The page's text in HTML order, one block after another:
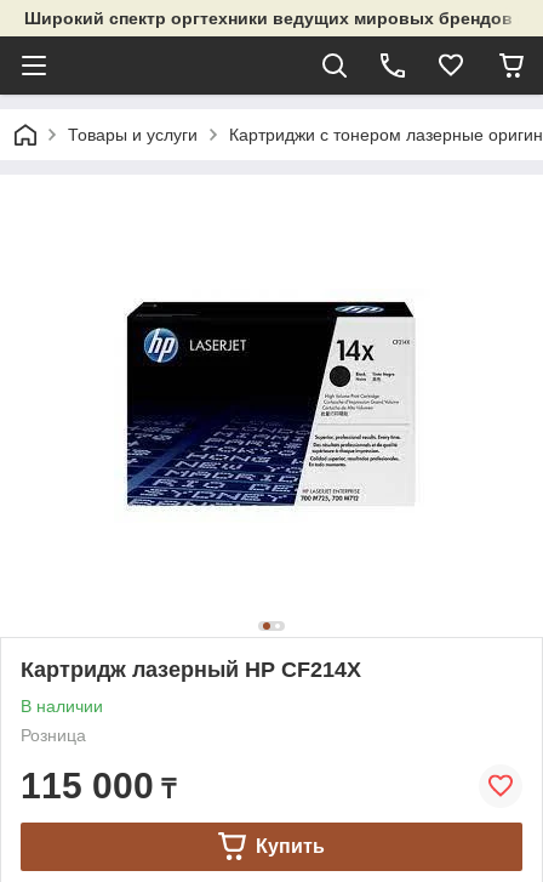
Широкий спектр оргтехники ведущих мировых брендов и
Товары и услуги Картриджи с тонером лазерные
Картридж лазерный HP CF214X
В наличии
Розница
115 000 ₸
Купить